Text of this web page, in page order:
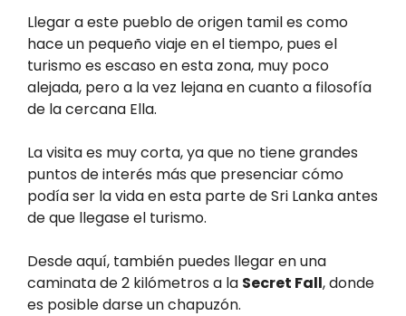
Llegar a este pueblo de origen tamil es como
hace un pequeño viaje en el tiempo, pues el
turismo es escaso en esta zona, muy poco
alejada, pero a la vez lejana en cuanto a filosofía
de la cercana Ella.
La visita es muy corta, ya que no tiene grandes
puntos de interés más que presenciar cómo
podía ser la vida en esta parte de Sri Lanka antes
de que llegase el turismo.
Desde aquí, también puedes llegar en una
caminata de 2 kilómetros a la Secret Fall, donde
es posible darse un chapuzón.